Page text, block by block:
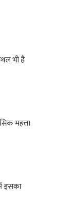
भी है
महत्ता
इसका